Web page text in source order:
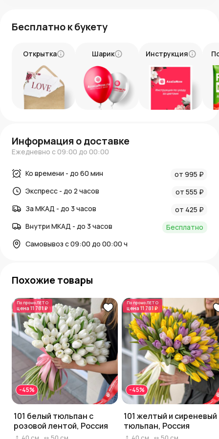
Бесплатно к букету
Открытка Шарик Инструкция
Информация о доставке
Ежедневно с 09:00 до 00:00
Ко времени - до 60 мин
от 995 ₽
Экспресс - до 2 часов
от 555 ₽
За МКАД - до 3 часов
от 425 ₽
Внутри МКАД - до 3 часов
Бесплатно
Самовывоз с 09:00 до 00:00 ч
Похожие товары
По промоЛЕТО
цена 11 781 ₽
-45%
101 белый тюльпан с
розовой лентой, Россия
По промоЛЕТО
цена 11 781 ₽
-45%
101 желтый и сиреневый
тюльпан, Россия